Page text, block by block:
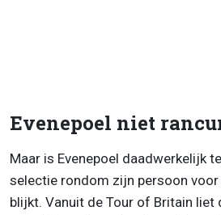
Evenepoel niet
Maar is Evenepoel daadwerkelijk
selectie rondom zijn persoon voor
blijkt. Vanuit de Tour of Britain liet